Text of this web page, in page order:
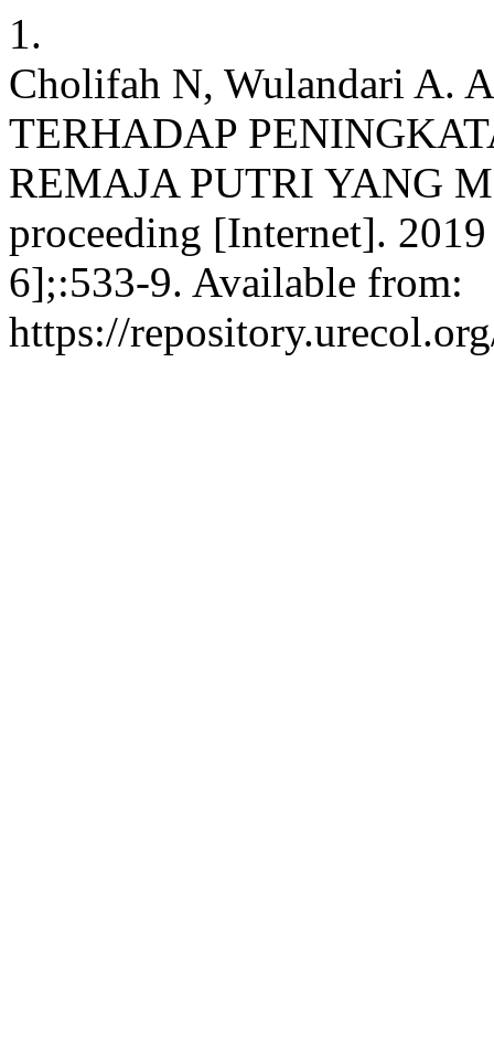
1.
Cholifah N, Wulandari A.
TERHADAP
REMAJA PUTRI YANG
proceeding [Internet].
6];:533-9. Available from:
https://